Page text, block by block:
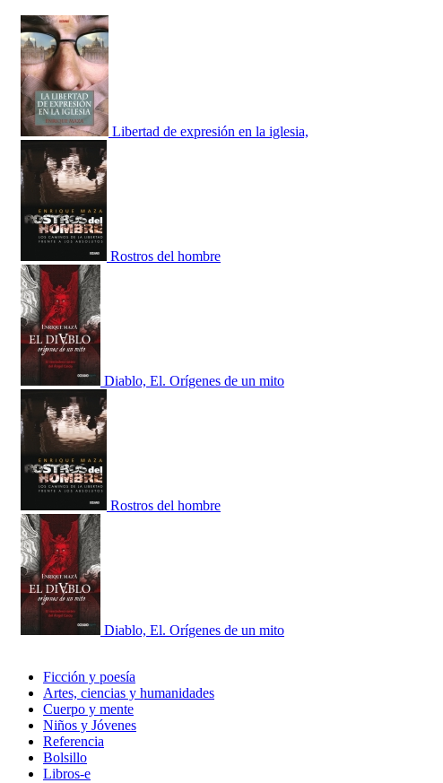
Libertad de expresión en la iglesia,
Rostros del hombre
Diablo, El. Orígenes de un mito
Rostros del hombre
Diablo, El. Orígenes de un mito
Ficción y poesía
Artes, ciencias y humanidades
Cuerpo y mente
Niños y Jóvenes
Referencia
Bolsillo
Libros-e